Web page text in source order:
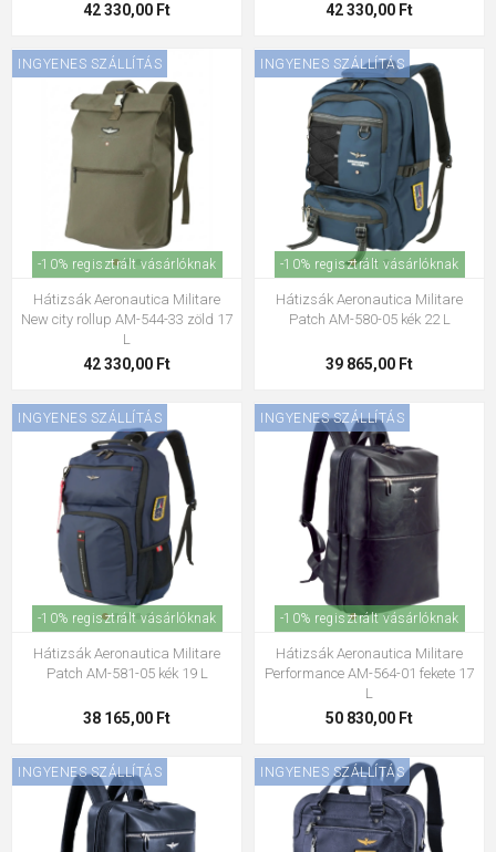
42 330,00 Ft 42 330,00 Ft
INGYENES SZÁLLÍTÁS
-10% regisztrált vásárlóknak
Hátizsák Aeronautica Militare
New city rollup AM-544-33 zöld 17
L
42 330,00 Ft
INGYENES SZÁLLÍTÁS
-10% regisztrált vásárlóknak
Hátizsák Aeronautica Militare
Patch AM-580-05 kék 22 L
39 865,00 Ft
INGYENES SZÁLLÍTÁS
-10% regisztrált vásárlóknak
Hátizsák Aeronautica Militare
Patch AM-581-05 kék 19 L
38 165,00 Ft
INGYENES SZÁLLÍTÁS
-10% regisztrált vásárlóknak
Hátizsák Aeronautica Militare
Performance AM-564-01 fekete 17
L
50 830,00 Ft
INGYENES SZÁLLÍTÁS INGYENES SZÁLLÍTÁS